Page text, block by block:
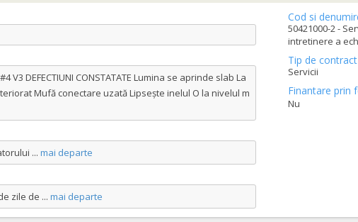
DEFECTIUNI CONSTATATE Lumina se aprinde slab La
Mufă conectare uzată Lipsește inelul O la nivelul m
... mai departe
zile de ... mai departe
Cod si
50421000-2 -
intretinere a
Tip de contract
Servicii
Finantare prin
Nu